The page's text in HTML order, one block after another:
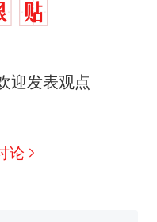
迎发表观点
论